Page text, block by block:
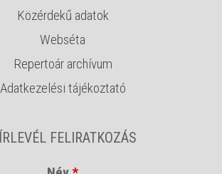
Közérdekű adatok
Webséta
Repertoár archívum
Adatkezelési tájékoztató
FELIRATKOZÁS